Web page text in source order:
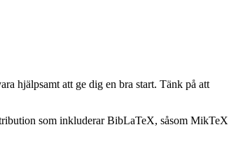
hjälpsamt att ge dig en bra start. Tänk på att
som inkluderar BibLaTeX, såsom MikTeX